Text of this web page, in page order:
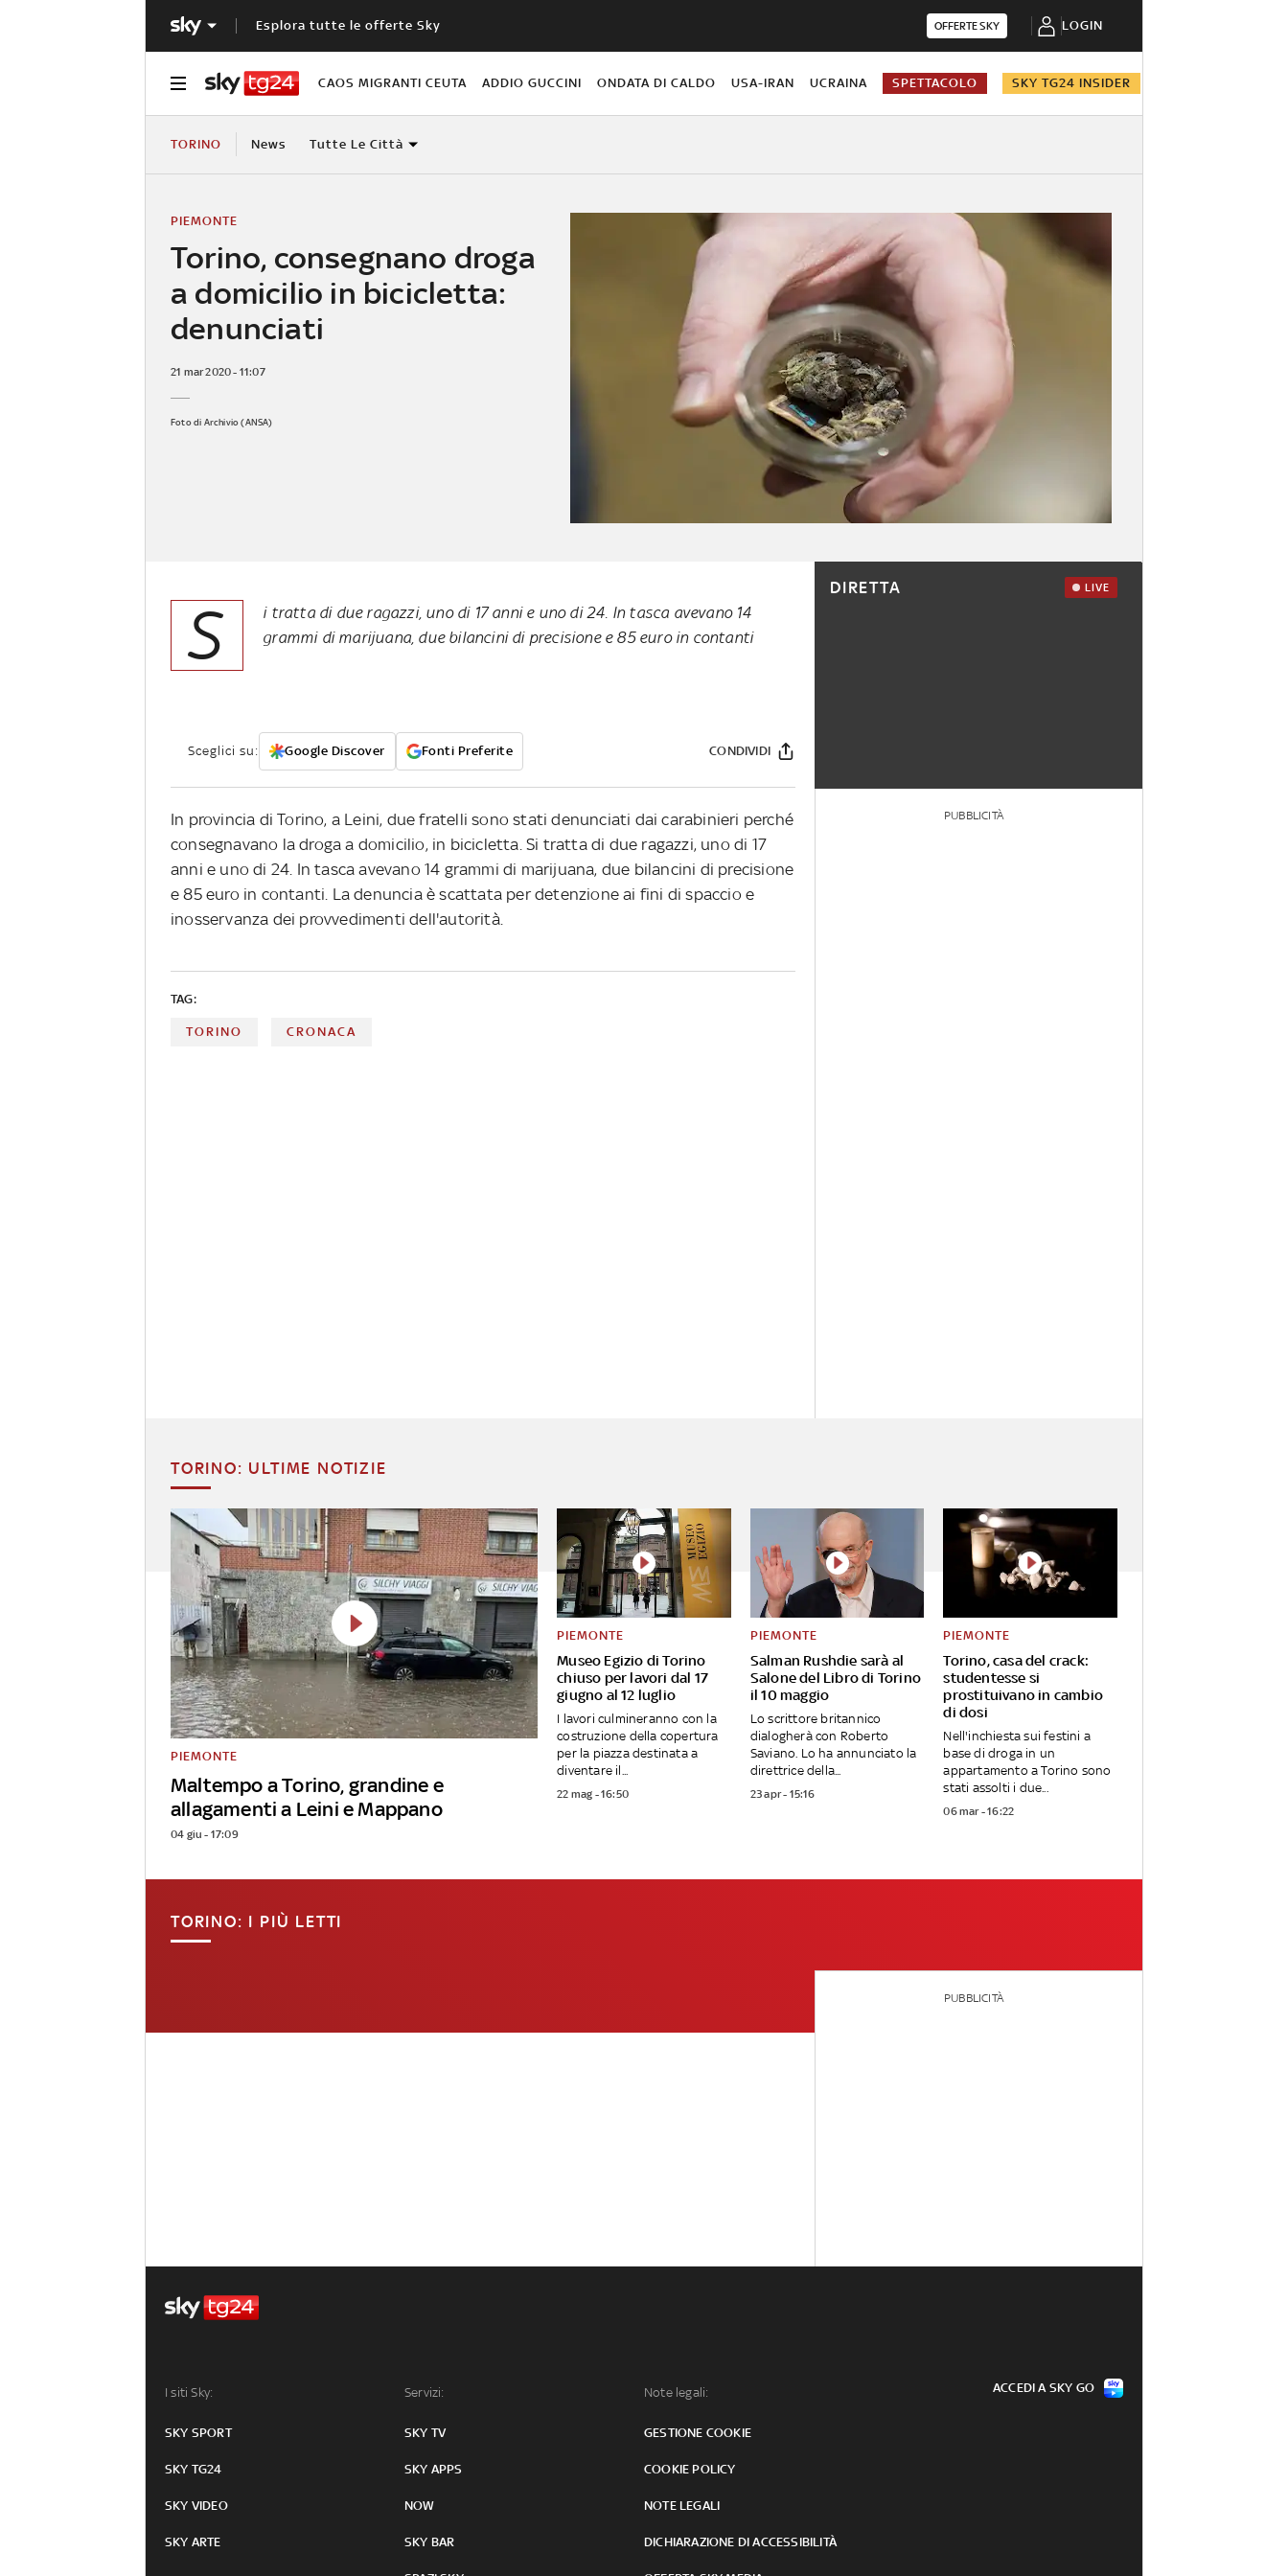
Esplora tutte le offerte Sky OFFERTE SKY LOGIN
CAOS MIGRANTI CEUTA ADDIO GUCCINI ONDATA DI CALDO USA-IRAN UCRAINA SPETTACOLO SKY TG24 INSIDER
TORINO News Tutte Le Città
Torino, consegnano droga
a domicilio in bicicletta:
denunciati
PIEMONTE
21 mar 2020 - 11:07
Foto di Archivio (ANSA)
S
i tratta di due ragazzi, uno di 17 anni e uno di 24. In tasca avevano 14
grammi di marijuana, due bilancini di precisione e 85 euro in contanti
Sceglici su: Google Discover Fonti Preferite CONDIVIDI
In provincia di Torino, a Leini, due fratelli sono stati denunciati dai carabinieri perché
consegnavano la droga a domicilio, in bicicletta. Si tratta di due ragazzi, uno di 17
anni e uno di 24. In tasca avevano 14 grammi di marijuana, due bilancini di precisione
e 85 euro in contanti. La denuncia è scattata per detenzione ai fini di spaccio e
inosservanza dei provvedimenti dell'autorità.
TAG:
TORINO CRONACA
DIRETTA LIVE
PUBBLICITÀ
TORINO: ULTIME NOTIZIE
Maltempo a Torino, grandine e
allagamenti a Leini e Mappano
PIEMONTE
04 giu - 17:09
Museo Egizio di Torino
chiuso per lavori dal 17
giugno al 12 luglio
PIEMONTE
I lavori culmineranno con la
costruzione della copertura
per la piazza destinata a
diventare il...
22 mag - 16:50
Salman Rushdie sarà al
Salone del Libro di Torino
il 10 maggio
PIEMONTE
Lo scrittore britannico
dialogherà con Roberto
Saviano. Lo ha annunciato la
direttrice della...
23 apr - 15:16
Torino, casa del crack:
studentesse si
prostituivano in cambio
di dosi
PIEMONTE
Nell'inchiesta sui festini a
base di droga in un
appartamento a Torino sono
stati assolti i due...
06 mar - 16:22
TORINO: I PIÙ LETTI
PUBBLICITÀ
I siti Sky:
SKY SPORT
SKY TG24
SKY VIDEO
SKY ARTE
Servizi:
SKY TV
SKY APPS
NOW
SKY BAR
Note legali:
GESTIONE COOKIE
COOKIE POLICY
NOTE LEGALI
DICHIARAZIONE DI ACCESSIBILITÀ
ACCEDI A SKY GO